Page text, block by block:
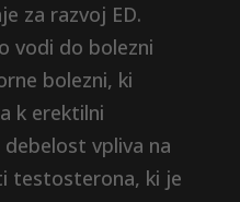
za razvoj ED.
vodi do bolezni
bolezni, ki
k erektilni
vpliva na
testosterona, ki je